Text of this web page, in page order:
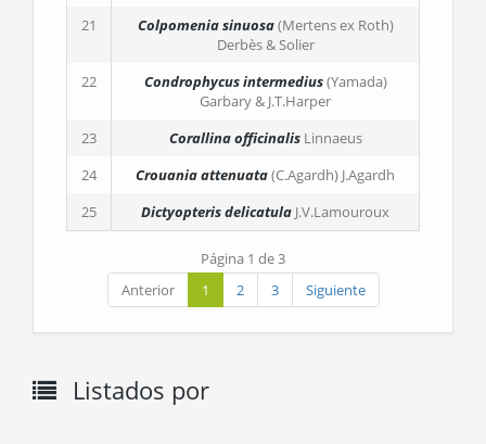
21
Colpomenia sinuosa(Mertens ex Roth)
Derbès & Solier
22
Condrophycus intermedius(Yamada)
Garbary & J.T.Harper
23
Corallina officinalis Linnaeus
24
Crouania attenuata(C.Agardh) J.Agardh
25
Dictyopteris delicatula J.V.Lamouroux
Página 1 de 3
Anterior
1 2 3 Siguiente
Listados por